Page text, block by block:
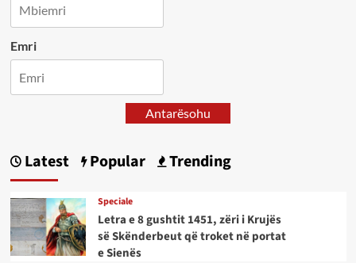
Emri
Antarësohu
Latest Popular Trending
Speciale
Letra e 8 gushtit 1451, zëri i Krujës
së Skënderbeut që troket në portat
e Sienës